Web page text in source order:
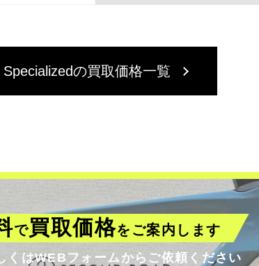
Specializedの買取価格一覧
で買取価格を ご案内します
くはWEBフォームからご依頼ください